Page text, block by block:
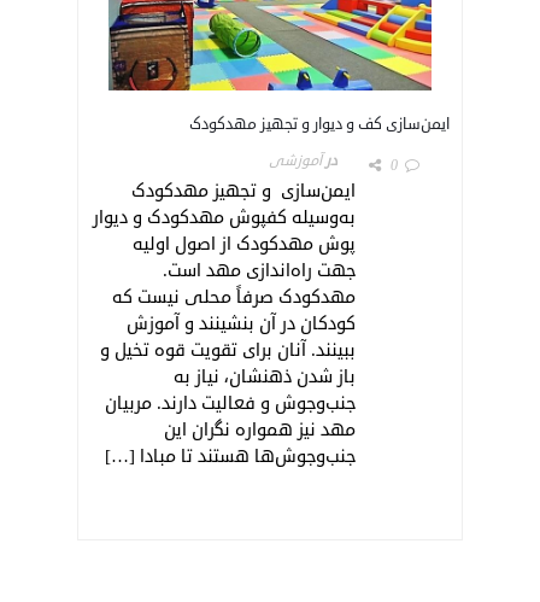
ایمن‌سازی کف و دیوار و تجهیز مهدکودک
درآموزشی 0
ایمن‌سازی و تجهیز مهدکودک
به‌وسیله کفپوش مهدکودک و دیوار
پوش مهدکودک از اصول اولیه
جهت راه‌اندازی مهد است.
مهدکودک صرفاً محلی نیست که
کودکان در آن بنشینند و آموزش
ببینند. آنان برای تقویت قوه تخیل و
باز شدن ذهنشان، نیاز به
جنب‌وجوش و فعالیت دارند. مربیان
مهد نیز همواره نگران این
جنب‌وجوش‌ها هستند تا مبادا […]